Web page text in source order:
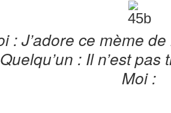
: J’adore ce mème
Quelqu’un : Il n’est
Moi :